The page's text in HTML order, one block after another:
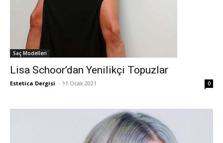
Saç Modelleri
Lisa Schoor’dan Yenilikçi Topuzlar
Estetica Dergisi - 11 Ocak 2021 0